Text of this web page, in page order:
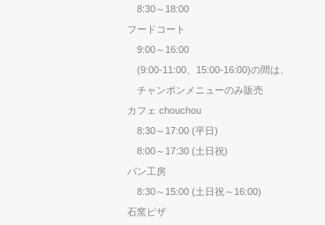
8:30～18:00
フードコート
9:00～16:00
(9:00-11:00、15:00-16:00)の間は、
チャンポンメニューのみ販売
カフェ chouchou
8:30～17:00 (平日)
8:00～17:30 (土日祝)
パン工房
8:30～15:00 (土日祝～16:00)
石窯ピザ